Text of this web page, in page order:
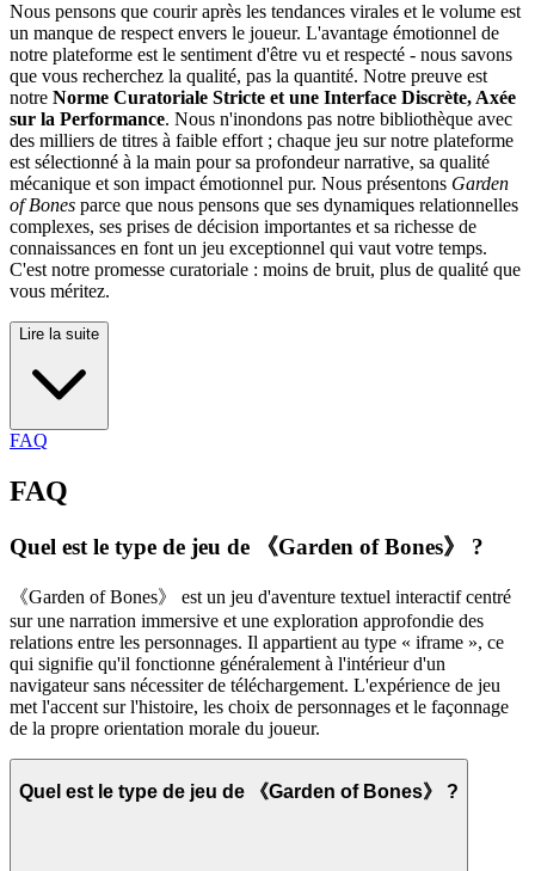
Nous pensons que courir après les tendances virales et le volume est
un manque de respect envers le joueur. L'avantage émotionnel de
notre plateforme est le sentiment d'être vu et respecté - nous savons
que vous recherchez la qualité, pas la quantité. Notre preuve est
notre Norme Curatoriale Stricte et une Interface Discrète, Axée
sur la Performance. Nous n'inondons pas notre bibliothèque avec
des milliers de titres à faible effort ; chaque jeu sur notre plateforme
est sélectionné à la main pour sa profondeur narrative, sa qualité
mécanique et son impact émotionnel pur. Nous présentons Garden
of Bones parce que nous pensons que ses dynamiques relationnelles
complexes, ses prises de décision importantes et sa richesse de
connaissances en font un jeu exceptionnel qui vaut votre temps.
C'est notre promesse curatoriale : moins de bruit, plus de qualité que
vous méritez.
Lire la suite
FAQ
FAQ
Quel est le type de jeu de 《Garden of Bones》 ?
《Garden of Bones》 est un jeu d'aventure textuel interactif centré
sur une narration immersive et une exploration approfondie des
relations entre les personnages. Il appartient au type « iframe », ce
qui signifie qu'il fonctionne généralement à l'intérieur d'un
navigateur sans nécessiter de téléchargement. L'expérience de jeu
met l'accent sur l'histoire, les choix de personnages et le façonnage
de la propre orientation morale du joueur.
Quel est le type de jeu de 《Garden of Bones》 ?